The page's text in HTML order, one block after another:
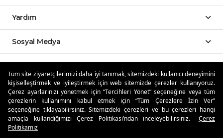
Tüm site ziyaretçilerimizi daha iyi tanımak, sitemizdeki kullanıcı deneyimini
kişiselleştirmek ve iyileştirmek için web sitemizde çerezler kullanıyoruz.
Çerez ayarlarınızı yönetmek için “Tercihleri Yönet” seçeneğine veya tüm
çerezlerin kullanımını kabul etmek için “Tüm Çerezlere İzin Ver”
seçeneğine tıklayabilirsiniz. Sitemizdeki çerezleri ve bu çerezleri hangi
amaçla kullandığımızı Çerez Politikası’ndan inceleyebilirsiniz.
Çerez
Politikamız
Yardım
Sosyal Medya
Özdilekteyim'de Taksit Avantajları
Güvenli Alışveriş